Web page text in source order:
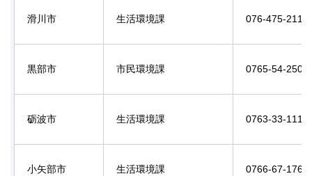
滑川市 生活環境課 076-475-2111
黒部市 市民環境課 0765-54-2501
砺波市 生活環境課 0763-33-1111
小矢部市 生活環境課 0766-67-1760